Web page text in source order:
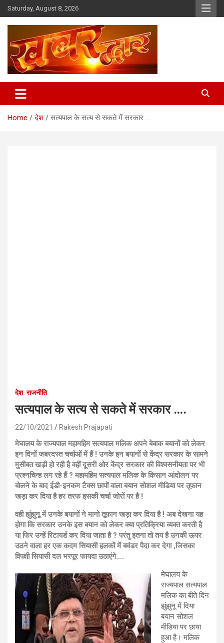
Skip
to
content
Saturday, August 8, 2026
Khabar Dwar
Home देश सत्यपाल के सत्य से सकते में सरकार ….
देश राजनीति
सत्यपाल के सत्य से सकते में सरकार ….
22/10/2021 Rakesh Prajapati
मेघालय के राज्यपाल महामहिम सत्यपाल मलिक अपने बेबाक बयानों को लेकर
इन दिनों जबरदस्त चर्चाओं में हैं ! उनके इन बयानों से केंद्र सरकार के सामने
मुसीबत खड़ी हो रही है वहीं दूसरी ओर केंद्र सरकार की विश्वसनीयता पर भी
प्रश्नचिन्ह लग रहे हैं ? महामहिम सत्यपाल मलिक के किसान आंदोलन पर
बोलने के बाद ईडी-इनकम टैक्स छापों वाला बयान सोशल मीडिया पर तूफान
खड़ा कर दिया है हर तरफ इसकी चर्चा जोरों पर है !
वही झुंझुनू में उनके बयानों ने मानो तूफान खड़ा कर दिया है ! अब देखना यह
होगा कि सरकार उनके इस बयान को लेकर क्या प्रतिक्रिया व्यक्त करती है
या फिर उन्हें रिटायर्ड कर दिया जाता है ? परंतु इतना तो तय है उनकी ऊपर
उठने वाला हर एक कदम सियासी हलकों में बवंडर पैदा कर देगा ,जिसका
विपक्षी सियासी दल भरपूर फायदा उठाएंगे….
मेघालय के
राज्यपाल सत्यपाल
मलिक का बीते दिन
झुंझुनू में दिया
बयान सोशल
मीडिया पर छाया
हुआ है। मलिक